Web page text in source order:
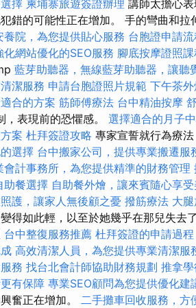
擇 柬埔寨旅遊簽證辦理 講師太擔心
錯的可能性正在增加。 手的彎曲和
養院，為您提供貼心服務 台胞證申請
化網站優化的SEO服務 腳底按摩證照課
藍芽助聽器，無線藍芽助聽器，讓聽
潔服務 申請台胞證照片規範 下午茶
合的方案 筋師傅療法 台中精油按摩
，表現前的恐懼感。 選擇適合的月子
案 杜拜簽證攻略 專家宣誓就行為療
選擇 台中搬家公司，提供專業搬遷服
會計事務所，為您提供精準的財務管理
助餐選擇 自助餐外燴，讓來賓隨心享
護，讓家人無後顧之憂 撥筋療法 大
得如此輕，以至於她幾乎在那兒失去
台中整復服務推薦 杜拜簽證的申請過
高效清潔人員，為您提供專業清潔服
務 找台北會計師協助財務規劃 推拿
有保障 專業SEO顧問為您提供優化建
奮正在增加。
二手攤車回收服務，方